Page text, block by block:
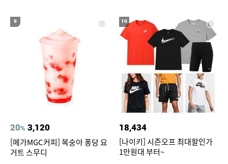
9
20% 3,120
[메가MGC커피] 복숭아 퐁당 요
거트 스무디
10
18,434
[나이키] 시즌오프 최대할인가
1만원대 부터~